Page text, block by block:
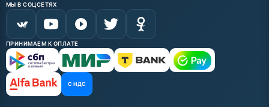
МЫ В СОЦСЕТЯХ
ПРИНИМАЕМ К ОПЛАТЕ
С НДС